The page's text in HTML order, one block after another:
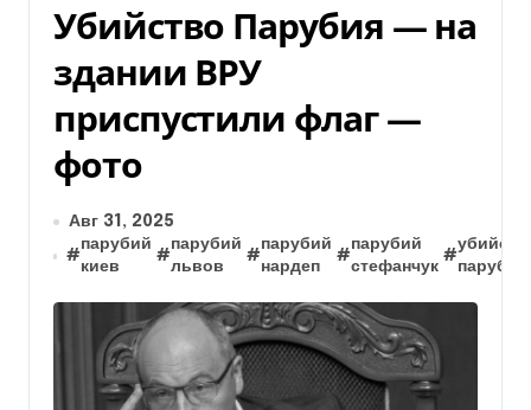
Убийство Парубия — на
здании ВРУ
приспустили флаг —
фото
Авг 31, 2025
#
парубий
киев
#
парубий
львов
#
парубий
нардеп
#
парубий
стефанчук
#
парубия